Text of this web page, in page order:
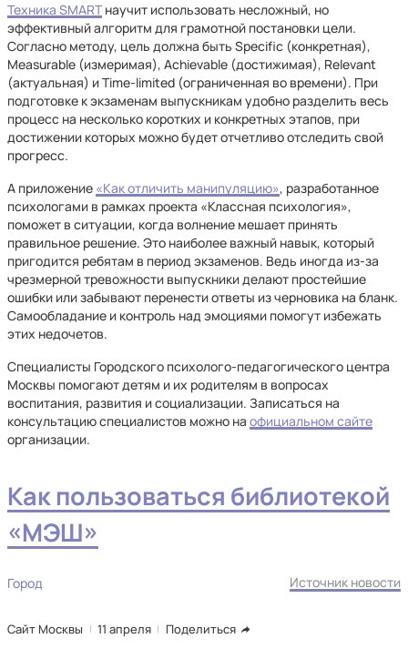
Техника SMARTнаучит использовать несложный, но
эффективный алгоритм для грамотной постановки цели.
Согласно методу, цель должна быть Specific (конкретная),
Measurable (измеримая), Achievable (достижимая), Relevant
(актуальная) и Time-limited (ограниченная во времени). При
подготовке к экзаменам выпускникам удобно разделить весь
процесс на несколько коротких и конкретных этапов, при
достижении которых можно будет отчетливо отследить свой
прогресс.
А приложение «Как отличить манипуляцию», разработанное
психологами в рамках проекта «Классная психология»,
поможет в ситуации, когда волнение мешает принять
правильное решение. Это наиболее важный навык, который
пригодится ребятам в период экзаменов. Ведь иногда из-за
чрезмерной тревожности выпускники делают простейшие
ошибки или забывают перенести ответы из черновика на бланк.
Самообладание и контроль над эмоциями помогут избежать
этих недочетов.
Специалисты Городского психолого-педагогического центра
Москвы помогают детям и их родителям в вопросах
воспитания, развития и социализации. Записаться на
консультацию специалистов можно на официальном сайте
организации.
Как пользоваться библиотекой
«МЭШ»
Город Источник новости
Сайт Москвы 11 апреля Поделиться